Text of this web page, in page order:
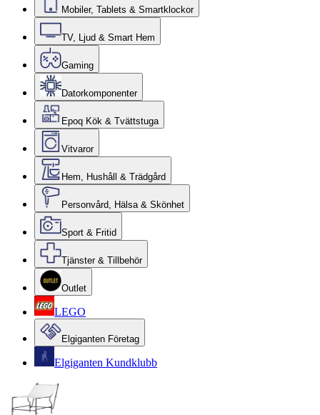
Mobiler, Tablets & Smartklockor
TV, Ljud & Smart Hem
Gaming
Datorkomponenter
Epoq Kök & Tvättstuga
Vitvaror
Hem, Hushåll & Trädgård
Personvård, Hälsa & Skönhet
Sport & Fritid
Tjänster & Tillbehör
Outlet
LEGO
Elgiganten Företag
Elgiganten Kundklubb